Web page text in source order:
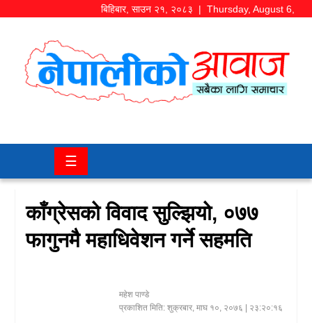
बिहिबार,साउन २१, २०८३ | Thursday, August 6,
समाज/
चितवन
कला/
मनोरञ्जन
☰
काँग्रेसको विवाद सुल्झियो, ०७७
फागुनमै महाधिवेशन गर्ने सहमति
महेश पाण्डे
प्रकाशित मिति: शुक्रबार, माघ १०, २०७६ | २३:२०:१६